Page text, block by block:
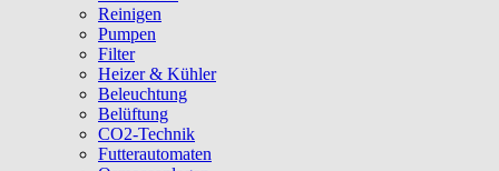
Reinigen
Pumpen
Filter
Heizer & Kühler
Beleuchtung
Belüftung
CO2-Technik
Futterautomaten